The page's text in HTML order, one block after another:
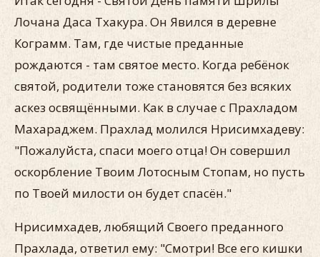
Лочана Даса Тхакура. Он Явился в деревне
Кограмм. Там, где чистые преданные
рождаются - там святое место. Когда ребёнок
святой, родители тоже становятся без всяких
аскез освящёнными. Как в случае с Прахладом
Махараджем. Прахлад молился Нрисимхадеву:
"Пожалуйста, спаси моего отца! Он совершил
оскорбление Твоим Лотосным Стопам, но пусть
по Твоей милости он будет спасён."
Нрисимхадев, любящий Своего преданного
Прахлада, ответил ему: "Смотри! Все его кишки